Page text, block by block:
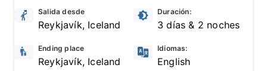
Salida desde
Reykjavík, Iceland
Duración:
3 días & 2 noches
Ending place
Reykjavík, Iceland
Idiomas:
English